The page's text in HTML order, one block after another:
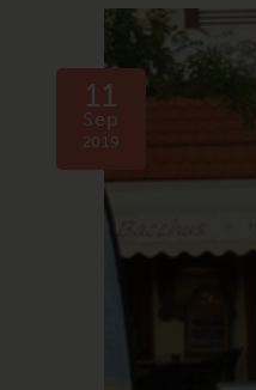
11
Sep
2019